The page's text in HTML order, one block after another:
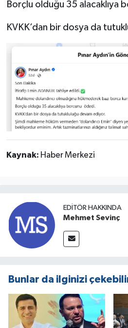
Borçlu olduğu 35 alacaklıya
KVKK’dan bir dosya da
Kaynak: Haber Merkezi
EDITÖR HAKKINDA
Mehmet Sevinç
Bunlar da ilginizi